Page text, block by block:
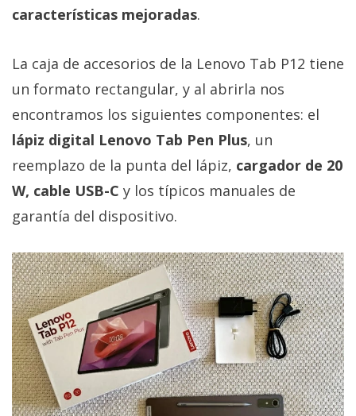
Cambiar
de
privacidad
Aviso
Legal
El medio de
digital donde
todas las
noticias sobre
tecnología,
móviles,
ordenadores,
apps,
informática,
videojuegos,
comparativas,
trucos y
tutoriales.
características mejoradas.
La caja de accesorios de la Lenovo Tab P12 tiene
un formato rectangular, y al abrirla nos
encontramos los siguientes componentes: el
lápiz digital Lenovo Tab Pen Plus, un
reemplazo de la punta del lápiz, cargador de 20
W, cable USB-C y los típicos manuales de
garantía del dispositivo.